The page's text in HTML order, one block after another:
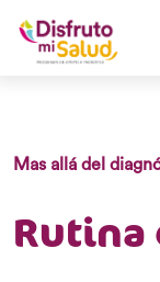
Mas allá del
Rutina